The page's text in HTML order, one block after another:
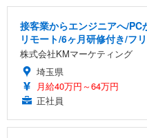
接客業からエンジニアへ/
リモート/6ヶ月研修付き/フ
株式会社KMマーケティング
埼玉県
月給40万円～64万円
正社員